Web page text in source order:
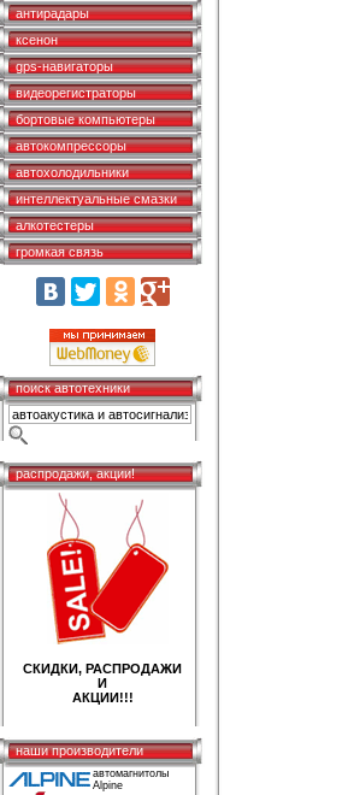
антирадары
ксенон
gps-навигаторы
видеорегистраторы
бортовые компьютеры
автокомпрессоры
автохолодильники
интеллектуальные смазки
алкотестеры
громкая связь
поиск автотехники
распродажи, акции!
СКИДКИ, РАСПРОДАЖИ
И
АКЦИИ!!!
наши производители
автомагнитолы
Alpine